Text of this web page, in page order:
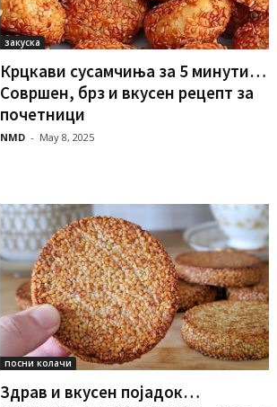
закуска
Крцкави сусамчиња за 5 минути…
Совршен, брз и вкусен рецепт за
почетници
NMD - May 8, 2025
посни колачи
Здрав и вкусен појадок…